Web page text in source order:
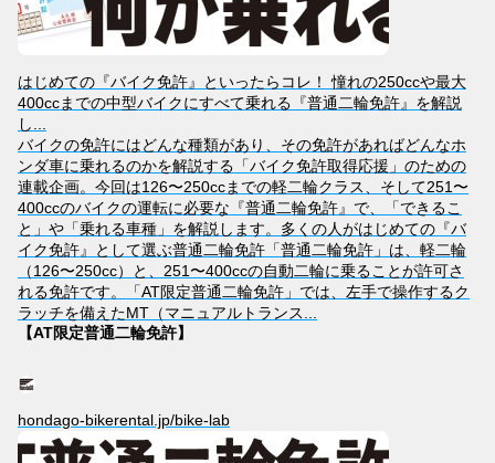
はじめての『バイク免許』といったらコレ！ 憧れの250ccや最大
400ccまでの中型バイクにすべて乗れる『普通二輪免許』を解説
し...
バイクの免許にはどんな種類があり、その免許があればどんなホ
ンダ車に乗れるのかを解説する「バイク免許取得応援」のための
連載企画。今回は126〜250ccまでの軽二輪クラス、そして251〜
400ccのバイクの運転に必要な『普通二輪免許』で、「できるこ
と」や「乗れる車種」を解説します。多くの人がはじめての『バ
イク免許』として選ぶ普通二輪免許「普通二輪免許」は、軽二輪
（126〜250cc）と、251〜400ccの自動二輪に乗ることが許可さ
れる免許です。「AT限定普通二輪免許」では、左手で操作するク
ラッチを備えたMT（マニュアルトランス...
【AT限定普通二輪免許】
hondago-bikerental.jp/bike-lab